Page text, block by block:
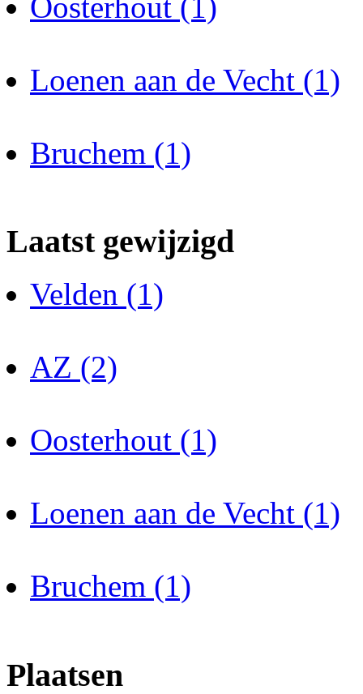
Loenen aan de Vecht (1)
Bruchem (1)
Laatst gewijzigd
Velden (1)
AZ (2)
Oosterhout (1)
Loenen aan de Vecht (1)
Bruchem (1)
Plaatsen